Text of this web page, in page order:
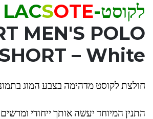
לקוסט-LAC SOTE
MEN'S POLO
– White
חולצת לקוסט מדהימה בצבע המוג
התנין המיוחד יעשה אותך ייחודי